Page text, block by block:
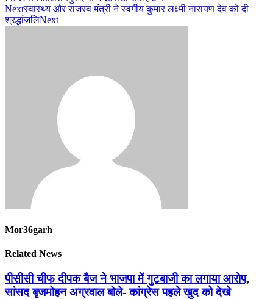
Nextस्वास्थ्य और राजस्व मंत्री ने स्वर्गीय कुमार लक्ष्मी नारायण देव को दी
श्रद्धांजलिNext
Mor36garh
Related News
पीसीसी चीफ दीपक बैज ने भाजपा में गुटबाजी का लगाया आरोप,
सांसद बृजमोहन अग्रवाल बोले- कांग्रेस पहले खुद को देखे